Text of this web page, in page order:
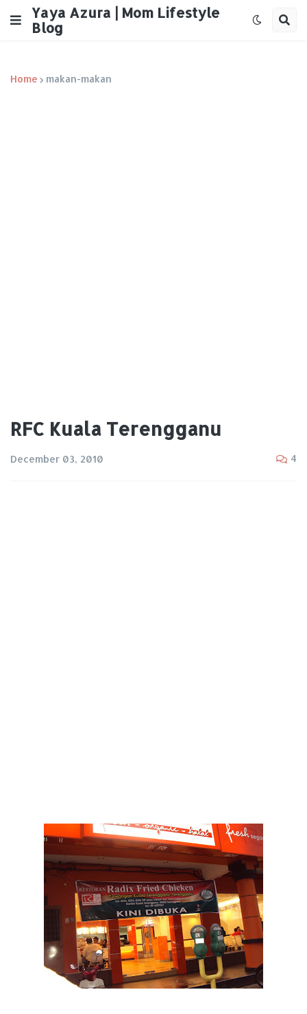
Yaya Azura | Mom Lifestyle
Blog
Home makan-makan
RFC Kuala Terengganu
December 03, 2010 4